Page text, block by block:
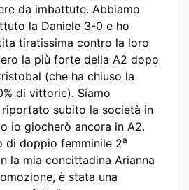
da imbattute. Abbiamo
la Daniele 3-0 e ho
tiratissima contro la loro
la più forte della A2 dopo
(che ha chiuso la
di vittorie). Siamo
subito la società in
io giocherò ancora in A2.
di doppio femminile 2a
la mia concittadina Arianna
è stata una